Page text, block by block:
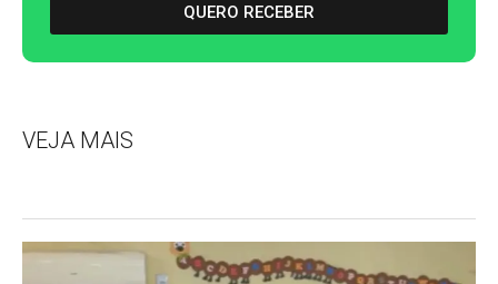
QUERO RECEBER
VEJA MAIS